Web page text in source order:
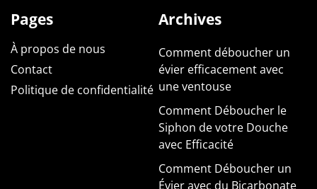
Pages
À propos de nous
Contact
Politique de confidentialité
Archives
Comment déboucher un
évier efficacement avec
une ventouse
Comment Déboucher le
Siphon de votre Douche
avec Efficacité
Comment Déboucher un
Évier avec du Bicarbonate